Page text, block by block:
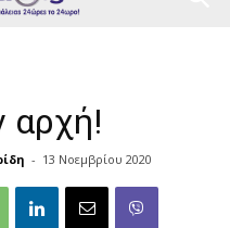
αρχή!
- 13 Νοεμβρίου 2020